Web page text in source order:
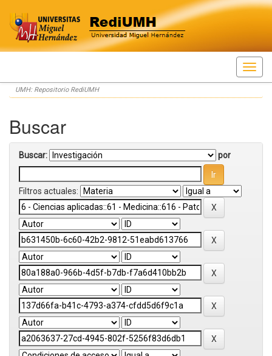
Skip
navigation
UMH: Repositorio RediUMH
Buscar
Buscar: por
Filtros actuales: